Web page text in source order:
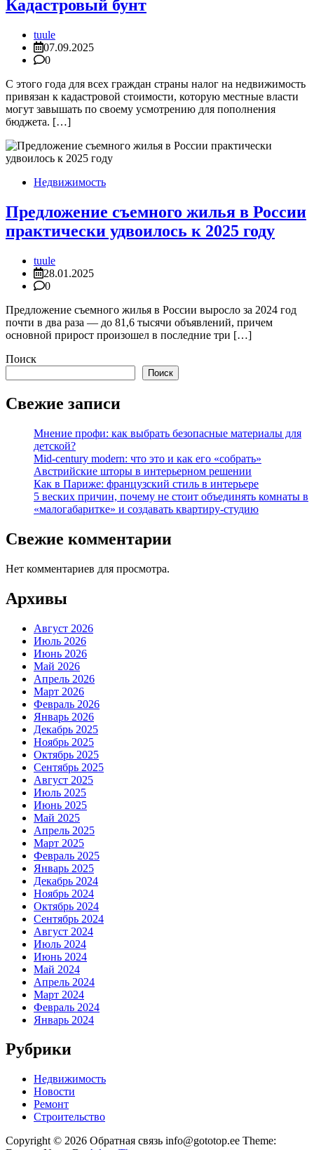
Кадастровый бунт
tuule
07.09.2025
0
С этого года для всех граждан страны налог на недвижимость
привязан к кадастровой стоимости, которую местные власти
могут завышать по своему усмотрению для пополнения
бюджета. […]
Недвижимость
Предложение съемного жилья в России
практически удвоилось к 2025 году
tuule
28.01.2025
0
Предложение съемного жилья в России выросло за 2024 год
почти в два раза — до 81,6 тысячи объявлений, причем
основной прирост произошел в последние три […]
Поиск
Поиск
Свежие записи
Мнение профи: как выбрать безопасные материалы для
детской?
Mid-century modern: что это и как его «собрать»
Австрийские шторы в интерьерном решении
Как в Париже: французский стиль в интерьере
5 веских причин, почему не стоит объединять комнаты в
«малогабаритке» и создавать квартиру-студию
Свежие комментарии
Нет комментариев для просмотра.
Архивы
Август 2026
Июль 2026
Июнь 2026
Май 2026
Апрель 2026
Март 2026
Февраль 2026
Январь 2026
Декабрь 2025
Ноябрь 2025
Октябрь 2025
Сентябрь 2025
Август 2025
Июль 2025
Июнь 2025
Май 2025
Апрель 2025
Март 2025
Февраль 2025
Январь 2025
Декабрь 2024
Ноябрь 2024
Октябрь 2024
Сентябрь 2024
Август 2024
Июль 2024
Июнь 2024
Май 2024
Апрель 2024
Март 2024
Февраль 2024
Январь 2024
Рубрики
Недвижимость
Новости
Ремонт
Строительство
Copyright © 2026 Обратная связь info@gototop.ee Theme: